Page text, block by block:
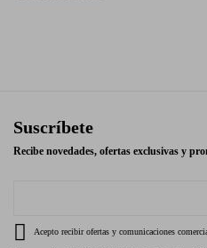
Suscríbete
Recibe novedades, ofertas exclusivas y
Acepto recibir ofertas y comunicaciones